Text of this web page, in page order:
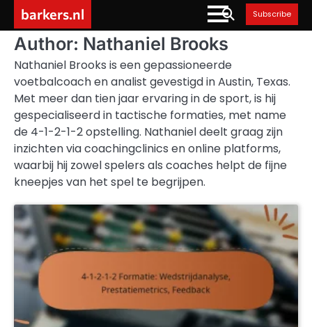
content
barkers.nl Subscribe
Author: Nathaniel Brooks
Nathaniel Brooks is een gepassioneerde
voetbalcoach en analist gevestigd in Austin, Texas.
Met meer dan tien jaar ervaring in de sport, is hij
gespecialiseerd in tactische formaties, met name
de 4-1-2-1-2 opstelling. Nathaniel deelt graag zijn
inzichten via coachingclinics en online platforms,
waarbij hij zowel spelers als coaches helpt de fijne
kneepjes van het spel te begrijpen.